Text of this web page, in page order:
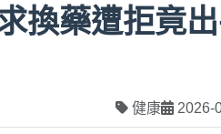
換藥遭拒竟
健康 2026-